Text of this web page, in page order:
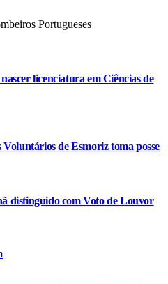
licenciatura em Ciências de
de Esmoriz toma posse
distinguido com Voto de Louvor